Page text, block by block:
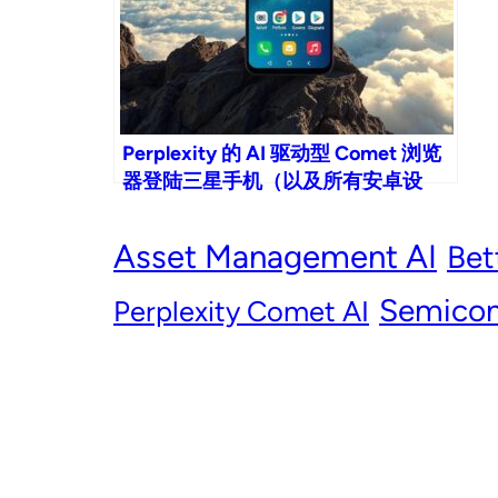
Perplexity 的 AI 驱动型 Comet 浏览
器登陆三星手机（以及所有安卓设
Asset Management AI
Perplexity Comet AI